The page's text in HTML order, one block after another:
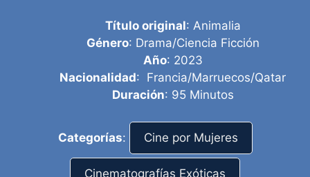
Título original: Animalia
Género: Drama/Ciencia Ficción
Año: 2023
Nacionalidad: Francia/Marruecos/Qatar
Duración: 95 Minutos
Categorías: Cine por Mujeres
Cinematografías Exóticas